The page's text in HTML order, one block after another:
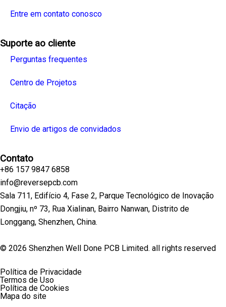
Entre em contato conosco
Suporte ao cliente
Perguntas frequentes
Centro de Projetos
Citação
Envio de artigos de convidados
Contato
+86 157 9847 6858
info@reversepcb.com
Sala 711, Edifício 4, Fase 2, Parque Tecnológico de Inovação
Dongjiu, nº 73, Rua Xialinan, Bairro Nanwan, Distrito de
Longgang, Shenzhen, China.
© 2026 Shenzhen Well Done PCB Limited. all rights reserved
Política de Privacidade
Termos de Uso
Política de Cookies
Mapa do site